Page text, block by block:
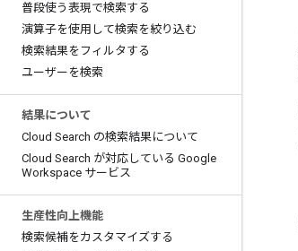
普段使う表現で検索する
演算子を使用して検索を絞り込む
検索結果をフィルタする
ユーザーを検索
結果について
Cloud Search の検索結果について
Cloud Search が対応している Google
Workspace サービス
生産性向上機能
検索候補をカスタマイズする